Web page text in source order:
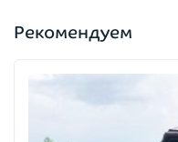
Рекомендуем